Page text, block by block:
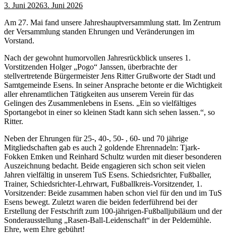
3. Juni 20263. Juni 2026
Am 27. Mai fand unsere Jahreshauptversammlung statt. Im Zentrum
der Versammlung standen Ehrungen und Veränderungen im
Vorstand.
Nach der gewohnt humorvollen Jahresrückblick unseres 1.
Vorstitzenden Holger „Pogo“ Janssen, überbrachte der
stellvertretende Bürgermeister Jens Ritter Grußworte der Stadt und
Samtgemeinde Esens. In seiner Ansprache betonte er die Wichtigkeit
aller ehrenamtlichen Tätigkeiten aus unserem Verein für das
Gelingen des Zusammenlebens in Esens. „Ein so vielfältiges
Sportangebot in einer so kleinen Stadt kann sich sehen lassen.“, so
Ritter.
Neben der Ehrungen für 25-, 40-, 50- , 60- und 70 jährige
Mitgliedschaften gab es auch 2 goldende Ehrennadeln: Tjark-
Fokken Emken und Reinhard Schultz wurden mit dieser besonderen
Auszeichnung bedacht. Beide engagieren sich schon seit vielen
Jahren vielfältig in unserem TuS Esens. Schiedsrichter, Fußballer,
Trainer, Schiedsrichter-Lehrwart, Fußballkreis-Vorsitzender, 1.
Vorsitzender: Beide zusammen haben schon viel für den und im TuS
Esens bewegt. Zuletzt waren die beiden federführend bei der
Erstellung der Festschrift zum 100-jährigen-Fußballjubiläum und der
Sonderausstellung „Rasen-Ball-Leidenschaft“ in der Peldemühle.
Ehre, wem Ehre gebührt!